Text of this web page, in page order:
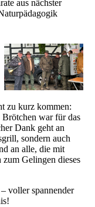
aus nächster
zu kurz kommen:
war für das
Dank geht an
sondern auch
an alle, die mit
Gelingen dieses
voller spannender